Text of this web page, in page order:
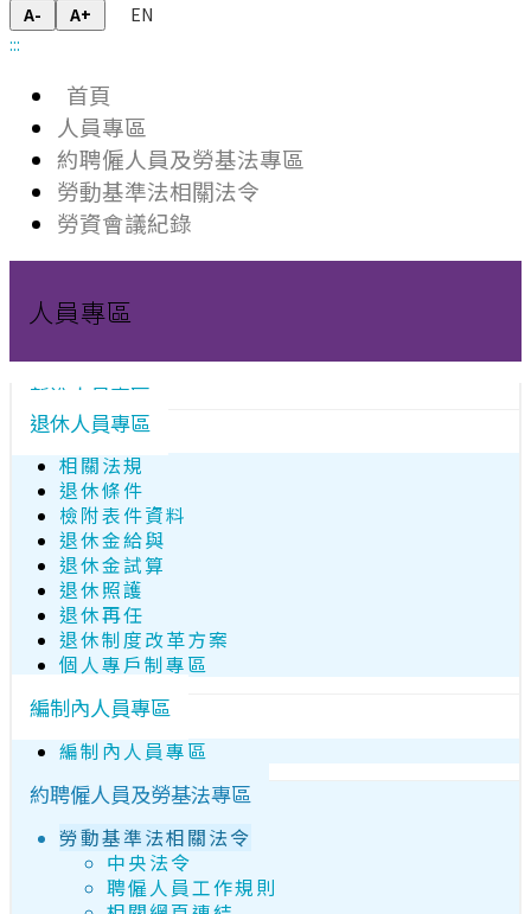
A- A+
EN
:::
首頁
人員專區
約聘僱人員及勞基法專區
勞動基準法相關法令
勞資會議紀錄
人員專區
新進人員專區
退休人員專區
相關法規
退休條件
檢附表件資料
退休金給與
退休金試算
退休照護
退休再任
退休制度改革方案
個人專戶制專區
編制內人員專區
編制內人員專區
約聘僱人員及勞基法專區
勞動基準法相關法令
中央法令
聘僱人員工作規則